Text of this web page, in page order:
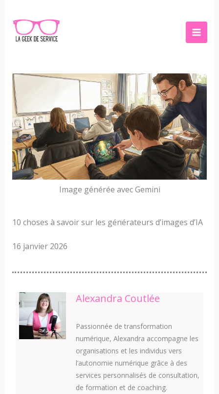
contenu
Image générée avec Gemini
10 choses à savoir sur les générateurs d’images d’IA
16 janvier 2026
Alexandra Coutlée
Passionnée de transformation
numérique, Alexandra accompagne les
organisations et les individus vers
l’autonomie numérique grâce à des
services personnalisés de consultation,
de formation et de coaching.